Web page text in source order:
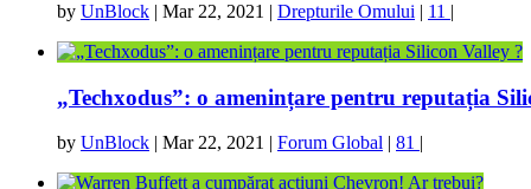
by UnBlock | Mar 22, 2021 | Drepturile Omului | 11 |
„Techxodus”: o amenințare pentru reputația
by UnBlock Mar 22, 2021 Forum Global 81